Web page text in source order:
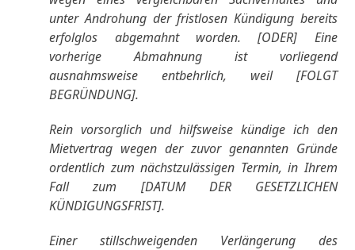
unter Androhung der fristlosen Kündigung bereits
erfolglos abgemahnt worden. [ODER] Eine
vorherige Abmahnung ist vorliegend
ausnahmsweise entbehrlich, weil [FOLGT
BEGRÜNDUNG].
Rein vorsorglich und hilfsweise kündige ich den
Mietvertrag wegen der zuvor genannten Gründe
ordentlich zum nächstzulässigen Termin, in Ihrem
Fall zum [DATUM DER GESETZLICHEN
KÜNDIGUNGSFRIST].
Einer stillschweigenden Verlängerung des